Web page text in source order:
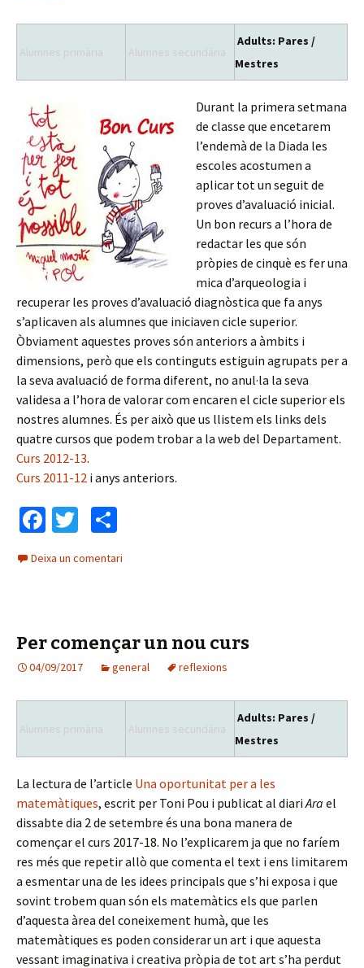
Alumnes primària Alumnes secundària
Adults: Pares /
Mestres
Durant la primera setmana
de classe que encetarem
l’endemà de la Diada les
escoles acostumen a
aplicar tot un seguit de
proves d’avaluació inicial.
Un bon recurs a l’hora de
redactar les que són
pròpies de cinquè es fer una
mica d’arqueologia i
recuperar les proves d’avaluació diagnòstica que fa anys
s’aplicaven als alumnes que iniciaven cicle superior.
Òbviament aquestes proves són anteriors a àmbits i
dimensions, però que els continguts estiguin agrupats per a
la seva avaluació de forma diferent, no anul·la la seva
validesa a l’hora de valorar com encaren el cicle superior els
nostres alumnes. És per això que us llistem els links dels
quatre cursos que podem trobar a la web del Departament.
Curs 2012-13.
Curs 2011-12 i anys anteriors.
Fa
b
k
T
tt
o
m
te
ix
Deixa un comentari
Per començar un nou curs
04/09/2017 general reflexions
Alumnes primària Alumnes secundària
Adults: Pares /
Mestres
La lectura de l’article Una oportunitat per a les
matemàtiques, escrit per Toni Pou i publicat al diariAra el
dissabte dia 2 de setembre és una bona manera de
començar el curs 2017-18. No l’explicarem ja que no faríem
res més que repetir allò que comenta el text i ens limitarem
a esmentar una de les idees principals que s’hi exposa i que
sovint trobem quan són els matemàtics els que parlen
d’aquesta àrea del coneixement humà, que les
matemàtiques es poden considerar un art i que aquesta
vessant imaginativa i creativa pròpia de tot art s’ha perdut